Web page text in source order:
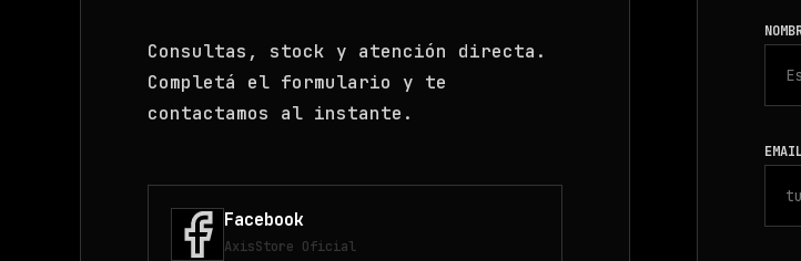
Consultas, stock y atención directa.
Completá el formulario y te
contactamos al instante.
Facebook
AxisStore Oficial